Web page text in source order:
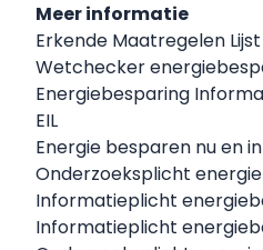
Meer informatie
Erkende Maatregelen Lijst
Wetchecker
Energiebesparing
EIL
Energie besparen nu en
Onderzoeksplicht
Informatieplicht
Informatieplicht